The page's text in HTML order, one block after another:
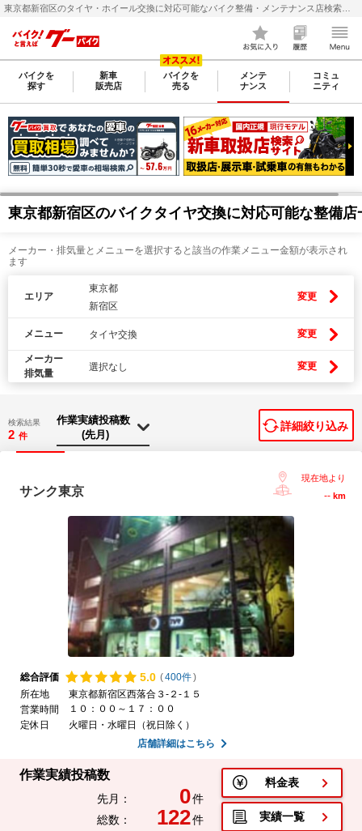
バイクを
探す
新車
販売店
バイクを
売る
メンテ
ナンス
コミュ
ニティ
東京都新宿区のバイクタイヤ交換に対応可能な整備店
メーカー・排気量とメニューを選択すると該当の作業メニュー金額が表示され
ます
エリア
東京都
新宿区
変更
メニュー タイヤ交換 変更
メーカー
排気量
選択なし 変更
検索結果
2 件
詳細絞り込み
サンク東京
現在地より
-- km
総合評価 5.0 (400件)
所在地
東京都新宿区西落合３-２-１５
営業時間
１０：００～１７：００
定休日
火曜日・水曜日（祝日除く）
店舗詳細はこちら
作業実績投稿数
先月： 0件
総数：
122件
料金表
実績一覧